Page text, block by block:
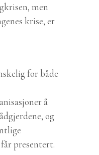
men
krise, er
for både
å
og
presentert.